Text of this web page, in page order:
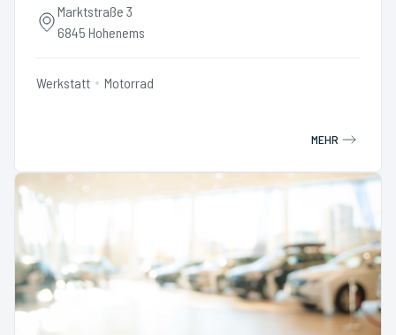
Marktstraße 3
6845 Hohenems
Werkstatt Motorrad
MEHR